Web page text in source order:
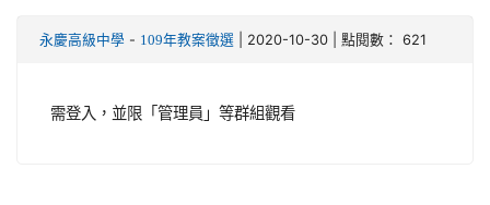
永慶高級中學 - 109年教案徵選 | 2020-10-30 | 點閱數： 621
需登入，並限「管理員」等群組觀看